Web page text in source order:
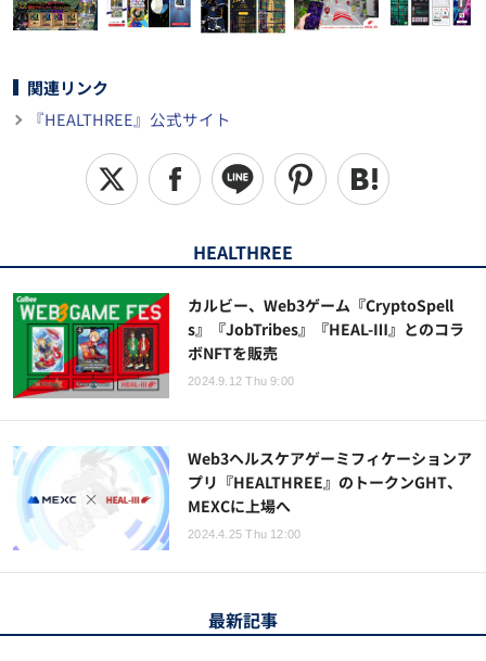
関連リンク
『HEALTHREE』公式サイト
HEALTHREE
カルビー、Web3ゲーム『CryptoSpell
s』『JobTribes』『HEAL-Ⅲ』とのコラ
ボNFTを販売
2024.9.12 Thu 9:00
Web3ヘルスケアゲーミフィケーションア
プリ『HEALTHREE』のトークンGHT、
MEXCに上場へ
2024.4.25 Thu 12:00
最新記事